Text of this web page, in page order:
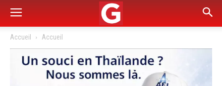
Accueil Accueil